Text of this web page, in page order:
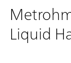
Liquid